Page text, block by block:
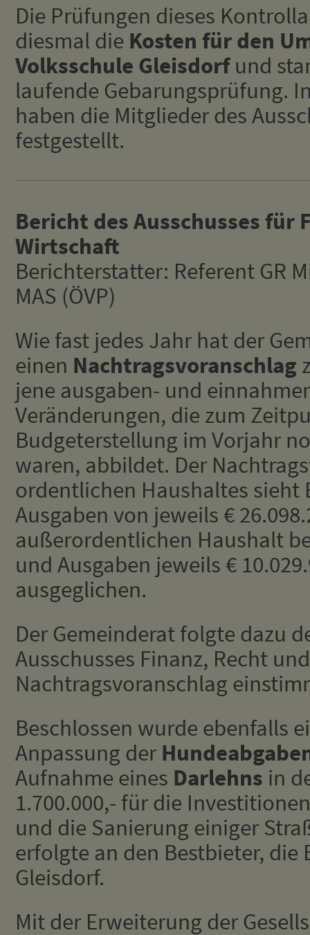
Die Prüfungen dieses
diesmal die Kosten für den
Volksschule Gleisdorfund
laufende Gebarungsprüfung.
haben die Mitglieder des
festgestellt.
Bericht des Ausschusses für
Wirtschaft
Berichterstatter: Referent GR
MAS (ÖVP)
Wie fast jedes Jahr hat der
einen Nachtragsvoranschlag
jene ausgaben- und
Veränderungen, die zum
Budgeterstellung im Vorjahr
waren, abbildet. Der
ordentlichen Haushaltes sieht
Ausgaben von jeweils €
außerordentlichen Haushalt
und Ausgaben jeweils €
ausgeglichen.
Der Gemeinderat folgte dazu
Ausschusses Finanz, Recht
Nachtragsvoranschlag
Beschlossen wurde ebenfalls
Anpassung der
Aufnahme eines Darlehns in
1.700.000,- für die
und die Sanierung einiger
erfolgte an den Bestbieter, die
Gleisdorf.
Mit der Erweiterung der